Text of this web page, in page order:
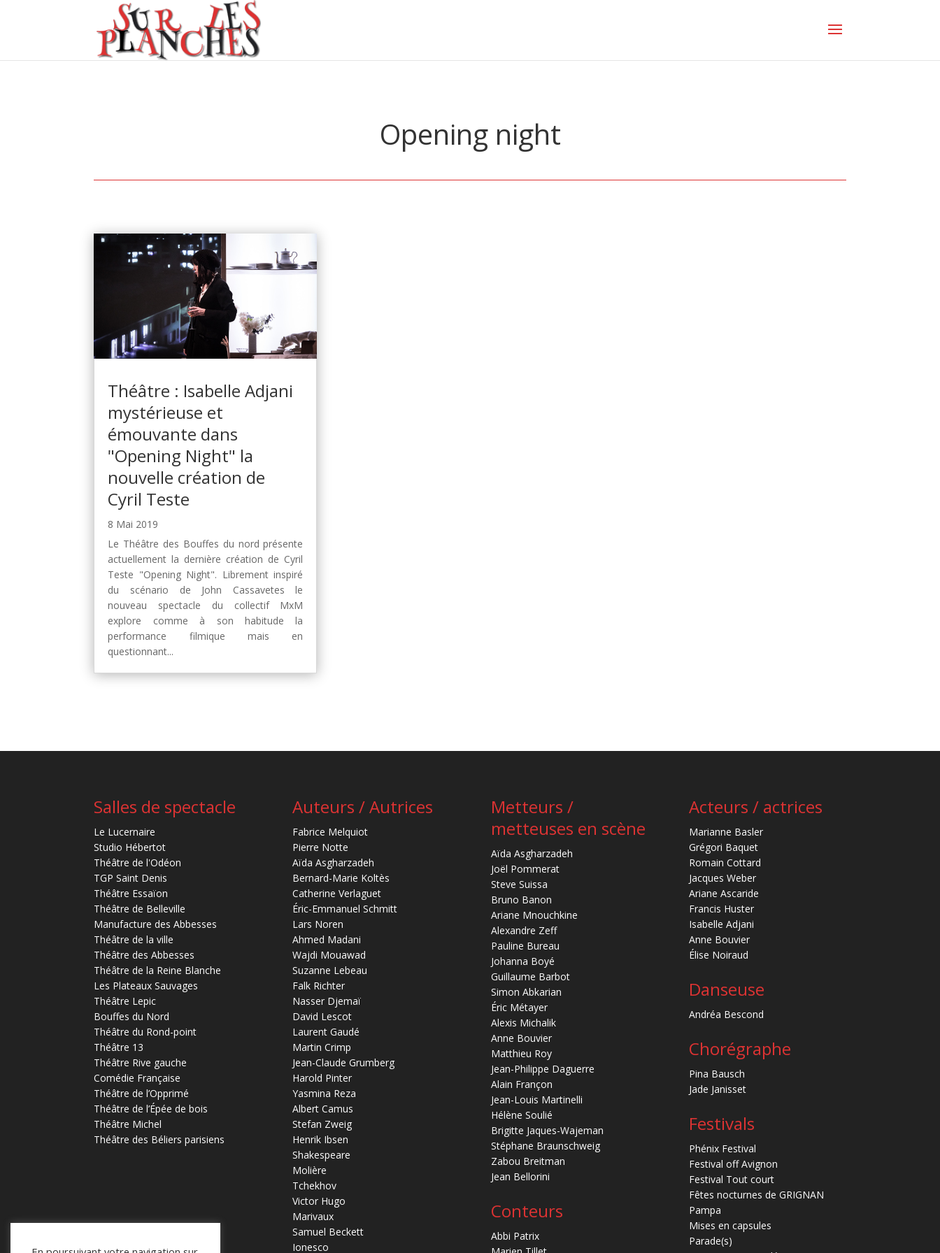
Opening night
Théâtre : Isabelle Adjani
mystérieuse et
émouvante dans
"Opening Night" la
nouvelle création de
Cyril Teste
8 Mai 2019
Le Théâtre des Bouffes du nord présente
actuellement la dernière création de Cyril
Teste "Opening Night". Librement inspiré
du scénario de John Cassavetes le
nouveau spectacle du collectif MxM
explore comme à son habitude la
performance filmique mais en
questionnant...
Salles de spectacle
Le Lucernaire
Studio Hébertot
Théâtre de l'Odéon
TGP Saint Denis
Théâtre Essaïon
Théâtre de Belleville
Manufacture des Abbesses
Théâtre de la ville
Théâtre des Abbesses
Théâtre de la Reine Blanche
Les Plateaux Sauvages
Théâtre Lepic
Bouffes du Nord
Théâtre du Rond-point
Théâtre 13
Théâtre Rive gauche
Comédie Française
Théâtre de l’Opprimé
Théâtre de l’Épée de bois
Théâtre Michel
Théâtre des Béliers parisiens
Auteurs / Autrices
Fabrice Melquiot
Pierre Notte
Aïda Asgharzadeh
Bernard-Marie Koltès
Catherine Verlaguet
Éric-Emmanuel Schmitt
Lars Noren
Ahmed Madani
Wajdi Mouawad
Suzanne Lebeau
Falk Richter
Nasser Djemaï
David Lescot
Laurent Gaudé
Martin Crimp
Jean-Claude Grumberg
Harold Pinter
Yasmina Reza
Albert Camus
Stefan Zweig
Henrik Ibsen
Shakespeare
Molière
Tchekhov
Victor Hugo
Marivaux
Samuel Beckett
Ionesco
Metteurs /
metteuses en scène
Aïda Asgharzadeh
Joël Pommerat
Steve Suissa
Bruno Banon
Ariane Mnouchkine
Alexandre Zeff
Pauline Bureau
Johanna Boyé
Guillaume Barbot
Simon Abkarian
Éric Métayer
Alexis Michalik
Anne Bouvier
Matthieu Roy
Jean-Philippe Daguerre
Alain Françon
Jean-Louis Martinelli
Hélène Soulié
Brigitte Jaques-Wajeman
Stéphane Braunschweig
Zabou Breitman
Jean Bellorini
Conteurs
Abbi Patrix
Acteurs / actrices
Marianne Basler
Grégori Baquet
Romain Cottard
Jacques Weber
Ariane Ascaride
Francis Huster
Isabelle Adjani
Anne Bouvier
Élise Noiraud
Danseuse
Andréa Bescond
Chorégraphe
Pina Bausch
Jade Janisset
Festivals
Phénix Festival
Festival off Avignon
Festival Tout court
Fêtes nocturnes de GRIGNAN
Pampa
Mises en capsules
Parade(s)